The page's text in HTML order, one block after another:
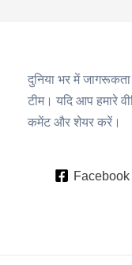
दुनिया भर में
टीम। यदि आप हमारे
कमेंट और शेयर करें।
Facebook